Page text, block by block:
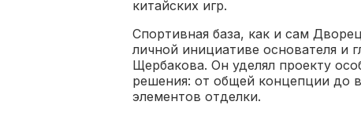
китайских игр.
Спортивная база, как и сам
личной инициативе основателя и
Щербакова. Он уделял проекту
решения: от общей концепции до
элементов отделки.